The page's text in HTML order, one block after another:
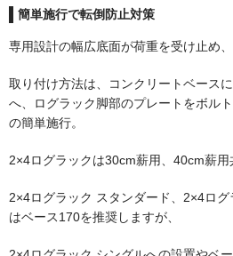
Stûv(ストゥ
ハーマン(ペレッ
エディルカ
簡単施行で転倒防止対策
専用設計の幅広底面が荷重を受け止め
取り付け方法は、コンクリートベース
へ、ログラック脚部のプレートをボル
の簡単施行。
2×4ログラックは30cm薪用、40cm薪用
2×4ログラック スタンダード、2×4ロ
はベース170を推奨しますが、